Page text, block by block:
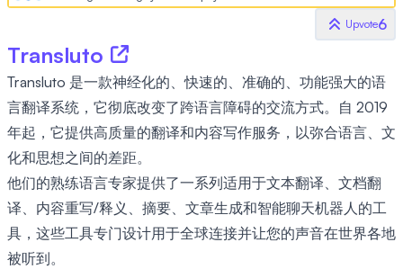
Upvote6
Transluto
Transluto 是一款神经化的、快速的、准确的、功能强大的语
言翻译系统，它彻底改变了跨语言障碍的交流方式。自 2019
年起，它提供高质量的翻译和内容写作服务，以弥合语言、文
化和思想之间的差距。
他们的熟练语言专家提供了一系列适用于文本翻译、文档翻
译、内容重写/释义、摘要、文章生成和智能聊天机器人的工
具，这些工具专门设计用于全球连接并让您的声音在世界各地
被听到。